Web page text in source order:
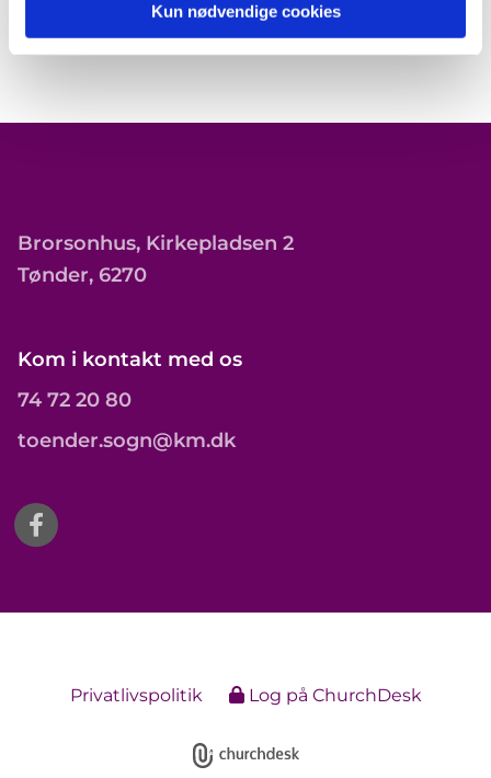
Kun nødvendige cookies
Brorsonhus, Kirkepladsen 2
Tønder, 6270
Kom i kontakt med os
74 72 20 80
toender.sogn@km.dk
Privatlivspolitik Log på ChurchDesk